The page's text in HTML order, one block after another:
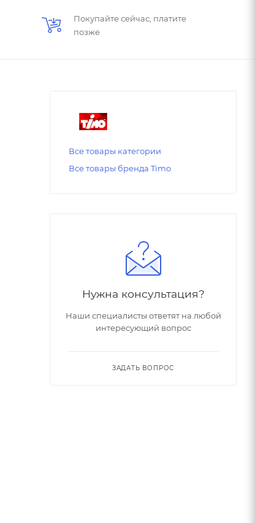
Покупайте сейчас, платите
позже
Все товары категории
Все товары бренда Timo
Нужна консультация?
Наши специалисты ответят на любой
интересующий вопрос
ЗАДАТЬ ВОПРОС